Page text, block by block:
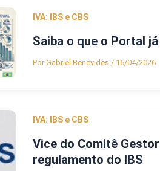
IVA: IBS e CBS
Saiba o que o Portal
PorGabriel Benevides / 16/04/2026
IVA: IBS e CBS
Vice do Comitê
regulamento do IBS